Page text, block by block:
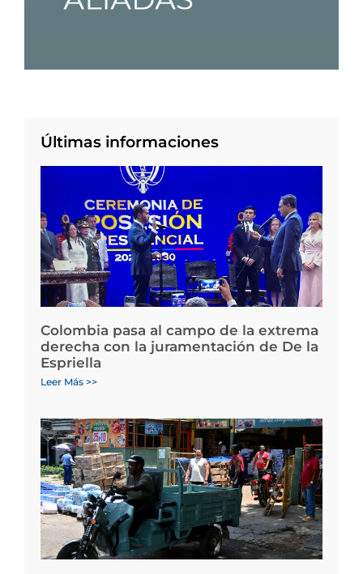
Últimas informaciones
Colombia pasa al campo de la extrema
derecha con la juramentación de De la
Espriella
Leer Más >>